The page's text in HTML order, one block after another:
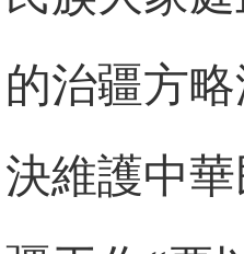
的治疆方
決維護中